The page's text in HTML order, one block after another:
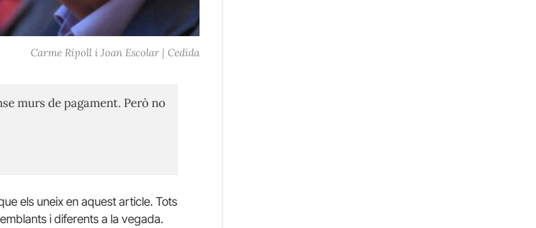
Carme Ripoll i Joan Escolar | Cedida
murs de pagament. Però no
els uneix en aquest article. Tots
i diferents a la vegada.